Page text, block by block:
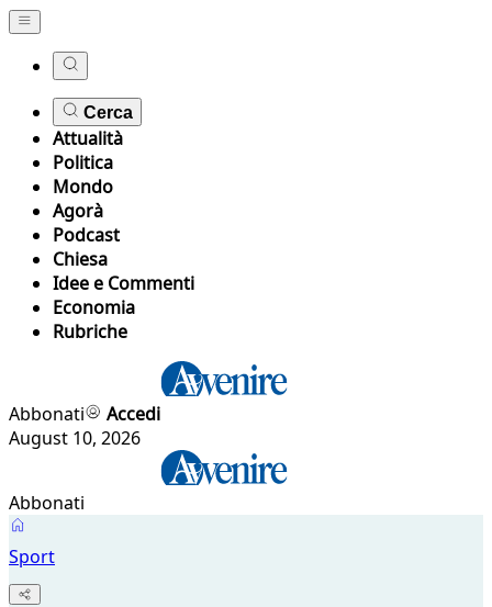
Cerca
Attualità
Politica
Mondo
Agorà
Podcast
Chiesa
Idee e Commenti
Economia
Rubriche
Abbonati
Accedi
August 10, 2026
Abbonati
Sport